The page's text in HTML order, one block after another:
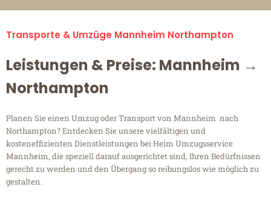
Transporte & Umzüge Mannheim Northampton
Leistungen & Preise: Mannheim →
Northampton
Planen Sie einen Umzug oder Transport von Mannheim nach
Northampton? Entdecken Sie unsere vielfältigen und
kosteneffizienten Dienstleistungen bei Heim Umzugsservice
Mannheim, die speziell darauf ausgerichtet sind, Ihren Bedürfnissen
gerecht zu werden und den Übergang so reibungslos wie möglich zu
gestalten.